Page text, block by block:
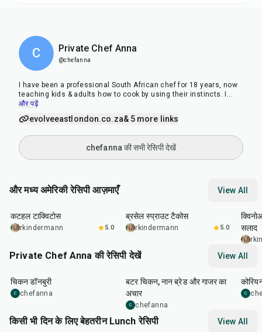
C Private Chef Anna
@chefanna
I have been a professional South African chef for 18 years, now
teaching kids & adults how to cook by using their instincts. I ...
और पढ़ें
evolveeastlondon.co.za& 5 more links
chefanna की सभी रेसिपी देखें
और मध्य अमेरिकी रेसिपी आज़माएँ View All
50
कटहल टाक्विटोस
rkindermann 5.0
ब्रसेल स्प्राउट टैकोस
rkindermann 5.0
सलाद
Private Chef Anna की रेसिपी देखें View All
चिकन डॉनबुरी
C chefanna
1
बटर चिकन, नान ब्रेड और गाजर का
अचार
C chefanna
C
किसी भी दिन के लिए बेहतरीन Lunch रेसिपी View All
1 min hr 15